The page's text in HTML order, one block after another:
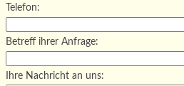
Telefon:
Betreff ihrer Anfrage:
Ihre Nachricht an uns: